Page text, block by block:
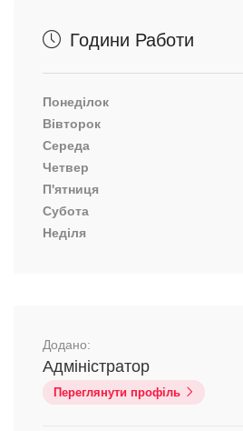
Години Работи
Понеділок
Вівторок
Середа
Четвер
П'ятниця
Субота
Неділя
Додано:
Адміністратор
Переглянути профіль